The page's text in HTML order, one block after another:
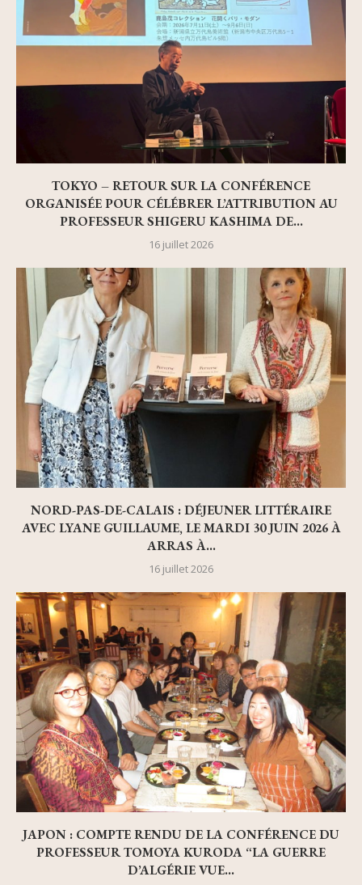
TOKYO – RETOUR SUR LA CONFÉRENCE
ORGANISÉE POUR CÉLÉBRER L’ATTRIBUTION AU
PROFESSEUR SHIGERU KASHIMA DE...
16 juillet 2026
NORD-PAS-DE-CALAIS : DÉJEUNER LITTÉRAIRE
AVEC LYANE GUILLAUME, LE MARDI 30 JUIN 2026 À
ARRAS À...
16 juillet 2026
JAPON : COMPTE RENDU DE LA CONFÉRENCE DU
PROFESSEUR TOMOYA KURODA “LA GUERRE
D’ALGÉRIE VUE...